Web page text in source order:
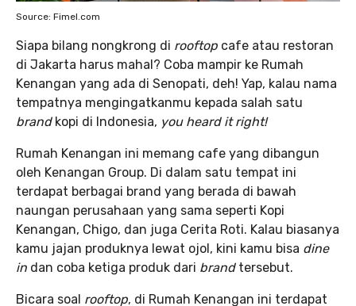
Source: Fimel.com
Siapa bilang nongkrong di rooftop cafe atau restoran
di Jakarta harus mahal? Coba mampir ke Rumah
Kenangan yang ada di Senopati, deh! Yap, kalau nama
tempatnya mengingatkanmu kepada salah satu
brand kopi di Indonesia, you heard it right!
Rumah Kenangan ini memang cafe yang dibangun
oleh Kenangan Group. Di dalam satu tempat ini
terdapat berbagai brand yang berada di bawah
naungan perusahaan yang sama seperti Kopi
Kenangan, Chigo, dan juga Cerita Roti. Kalau biasanya
kamu jajan produknya lewat ojol, kini kamu bisa dine
in dan coba ketiga produk dari brand tersebut.
Bicara soal rooftop, di Rumah Kenangan ini terdapat